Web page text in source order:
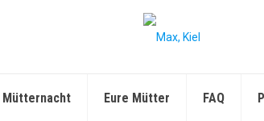
Mütternacht Eure Mütter FAQ